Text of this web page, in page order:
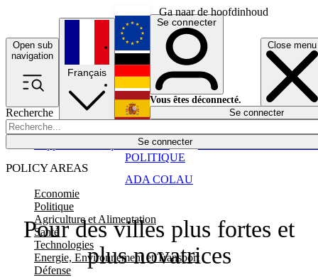
Ga naar de hoofdinhoud
Open sub
navigation
Close menu
Recherche
Se connecter
POLICY AREAS
Economie
Politique
Agriculture et Alimentation
Santé
Technologies
Energie, Environnement et Transport
Défense
Économie
Français
English
Deutsch
Español
Se connecter
Vous êtes déconnecté.
Se connecter
Pour des villes plus fortes et
plus novatrices
ADA COLAU
POLITIQUE